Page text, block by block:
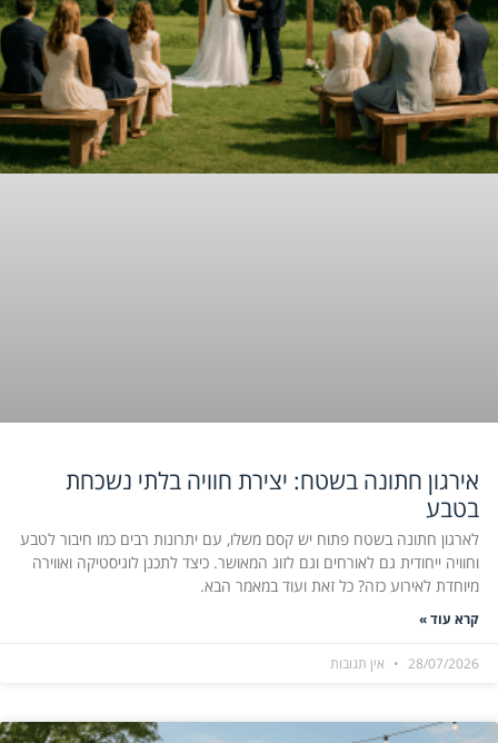
אירגון חתונה בשטח: יצירת חוויה בלתי נשכחת
בטבע
לארגון חתונה בשטח פתוח יש קסם משלו, עם יתרונות רבים כמו חיבור לטבע
וחוויה ייחודית גם לאורחים וגם לזוג המאושר. כיצד לתכנן לוגיסטיקה ואווירה
מיוחדת לאירוע כזה? כל זאת ועוד במאמר הבא.
קרא עוד »
28/07/2026 אין תגובות